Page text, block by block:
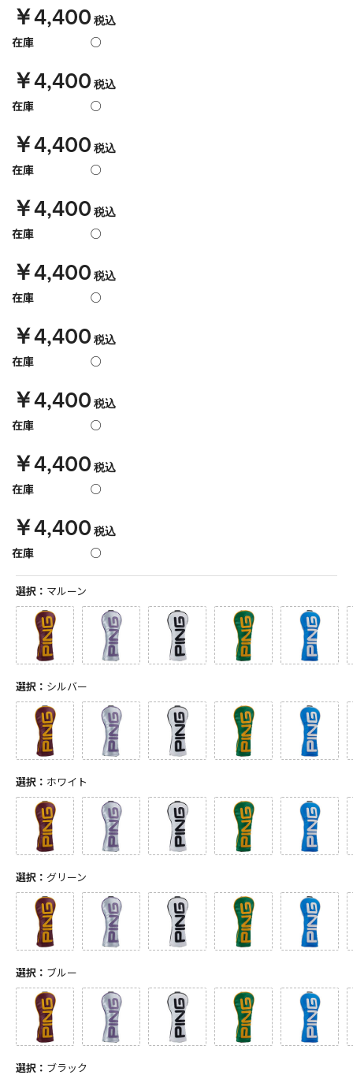
￥4,400税込
在庫 ○
￥4,400税込
在庫 ○
￥4,400税込
在庫 ○
￥4,400税込
在庫 ○
￥4,400税込
在庫 ○
￥4,400税込
在庫 ○
￥4,400税込
在庫 ○
￥4,400税込
在庫 ○
￥4,400税込
在庫 ○
選択： マルーン
選択： シルバー
選択： ホワイト
選択： グリーン
選択： ブルー
選択： ブラック